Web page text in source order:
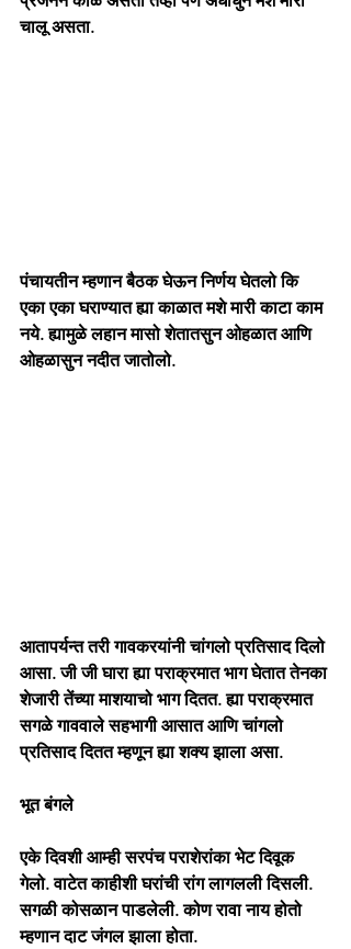
चालू असता.
पंचायतीन म्हणान बैठक घेऊन निर्णय घेतलो कि
एका एका घराण्यात ह्या काळात मशे मारी काटा काम
नये. ह्यामुळे लहान मासो शेतातसुन ओहळात आणि
ओहळासुन नदीत जातोलो.
आतापर्यन्त तरी गावकरयांनी चांगलो प्रतिसाद दिलो
आसा. जी जी घारा ह्या पराक्रमात भाग घेतात तेनका
शेजारी तेंच्या माशयाचो भाग दितत. ह्या पराक्रमात
सगळे गाववाले सहभागी आसात आणि चांगलो
प्रतिसाद दितत म्हणून ह्या शक्य झाला असा.
भूत बंगले
एके दिवशी आम्ही सरपंच पराशेरांका भेट दिवूक
गेलो. वाटेत काहीशी घरांची रांग लागलली दिसली.
सगळी कोसळान पाडलेली. कोण रावा नाय होतो
म्हणान दाट जंगल झाला होता.